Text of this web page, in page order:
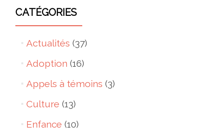
CATÉGORIES
Actualités (37)
Adoption (16)
Appels à témoins (3)
Culture (13)
Enfance (10)